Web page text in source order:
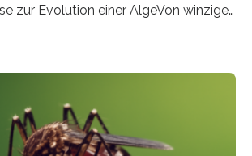
zur Evolution einer AlgeVon winzigen
zu den komplexesten
Hunderten von Millionen Jahren
Vorfahren sticht eine Gruppe heraus,
der Natur vorkommt: die